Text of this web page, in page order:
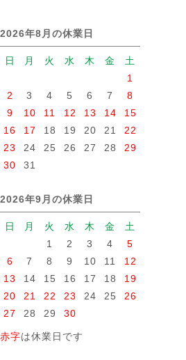
2026年8月の休業日
日 月 火 水 木 金
土
1
2
3 4 5 6 7
8
9
10 11 12 13 14
15
16
17 18 19 20 21
22
23
24 25 26 27 28
29
30
31
2026年9月の休業日
日 月 火 水 木 金
土
1
2 3 4
5
6
7 8 9 10 11
12
13
14 15 16 17 18
19
20
21 22 23 24 25
26
27
28 29 30
赤字は休業日です